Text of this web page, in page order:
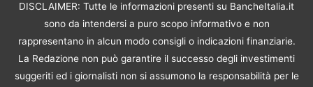
DISCLAIMER: Tutte le informazioni presenti su BancheItalia.it
sono da intendersi a puro scopo informativo e non
rappresentano in alcun modo consigli o indicazioni finanziarie.
La Redazione non può garantire il successo degli investimenti
suggeriti ed i giornalisti non si assumono la responsabilità per le